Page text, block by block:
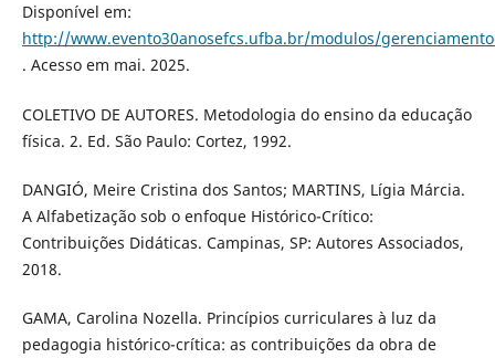
Disponível em:
http://www.evento30anosefcs.ufba.br/modulos/
. Acesso em mai. 2025.
COLETIVO DE AUTORES. Metodologia do ensino da educação
física. 2. Ed. São Paulo: Cortez, 1992.
DANGIÓ, Meire Cristina dos Santos; MARTINS, Lígia Márcia.
A Alfabetização sob o enfoque Histórico-Crítico:
Contribuições Didáticas. Campinas, SP: Autores Associados,
2018.
GAMA, Carolina Nozella. Princípios curriculares à luz da
pedagogia histórico-crítica: as contribuições da obra de